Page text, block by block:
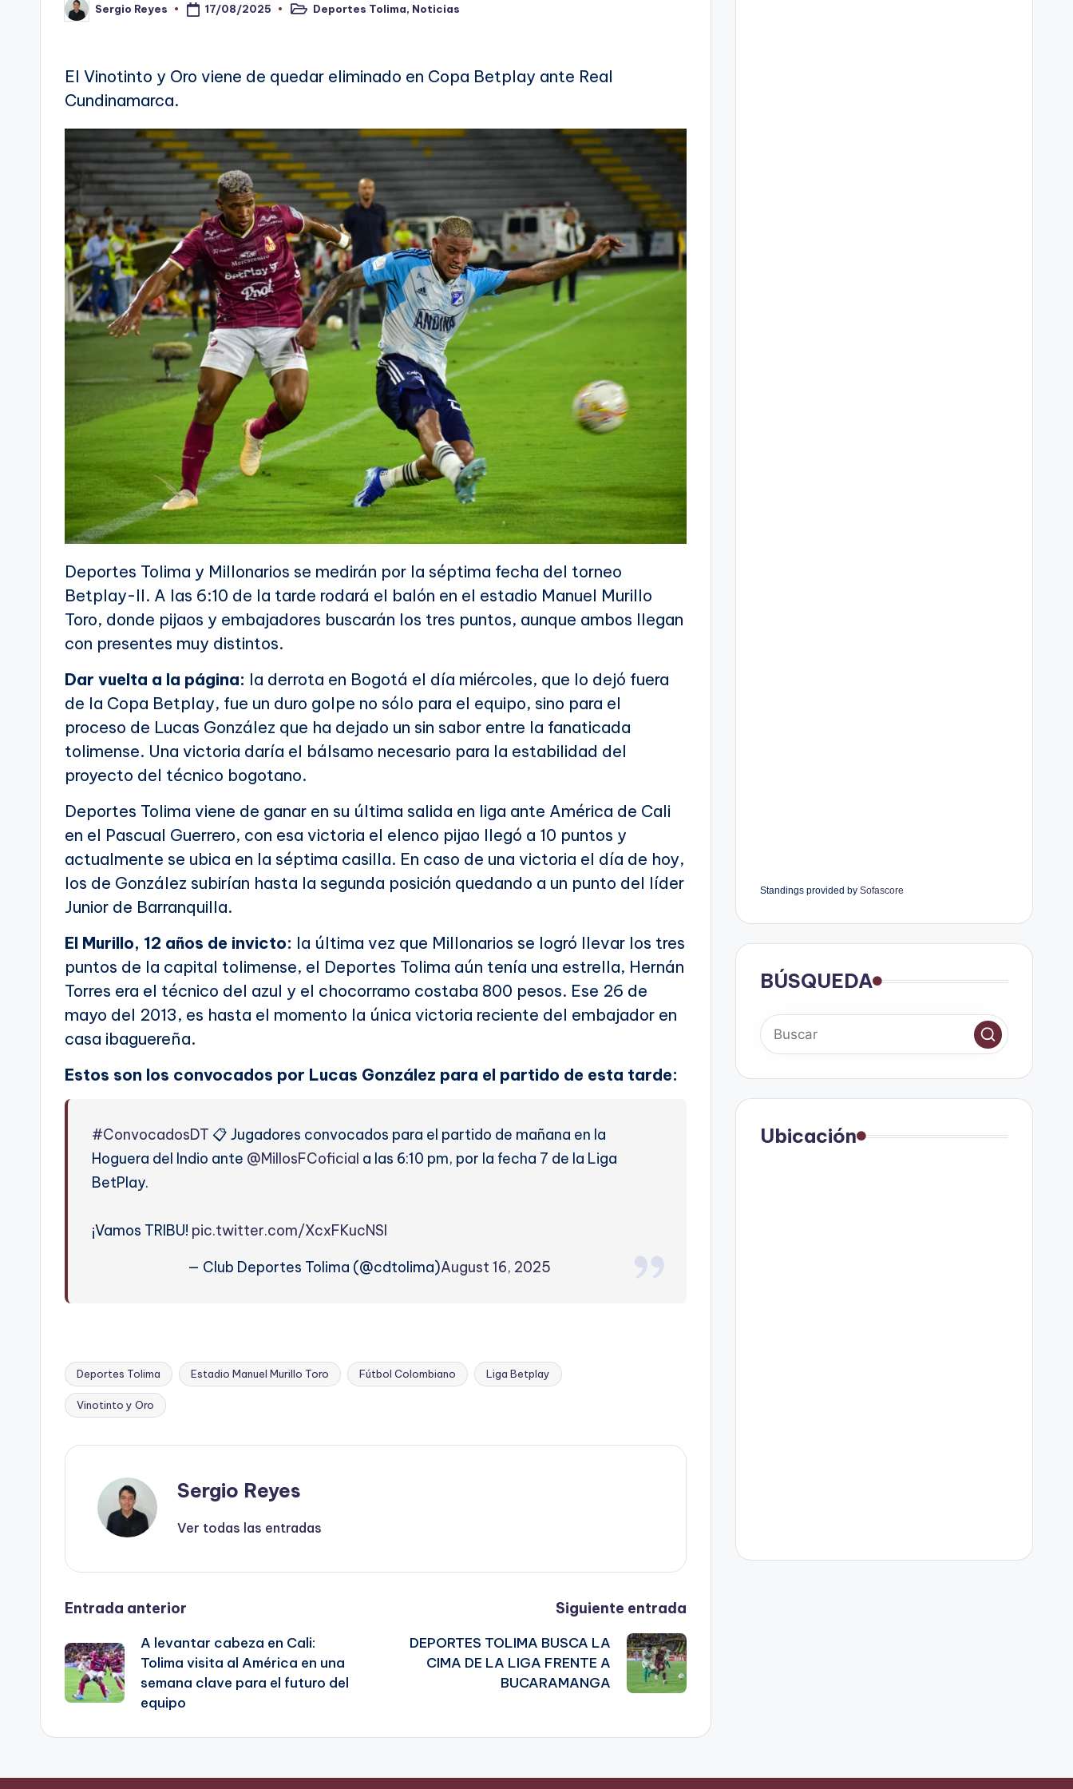
Publicado
por
Sergio Reyes 17/08/2025
Publicado
Deportes Tolima, Noticias
El Vinotinto y Oro viene de quedar eliminado en Copa Betplay ante Real
Cundinamarca.
Deportes Tolima y Millonarios se medirán por la séptima fecha del torneo
Betplay-II. A las 6:10 de la tarde rodará el balón en el estadio Manuel Murillo
Toro, donde pijaos y embajadores buscarán los tres puntos, aunque ambos llegan
con presentes muy distintos.
Dar vuelta a la página: la derrota en Bogotá el día miércoles, que lo dejó fuera
de la Copa Betplay, fue un duro golpe no sólo para el equipo, sino para el
proceso de Lucas González que ha dejado un sin sabor entre la fanaticada
tolimense. Una victoria daría el bálsamo necesario para la estabilidad del
proyecto del técnico bogotano.
Deportes Tolima viene de ganar en su última salida en liga ante América de Cali
en el Pascual Guerrero, con esa victoria el elenco pijao llegó a 10 puntos y
actualmente se ubica en la séptima casilla. En caso de una victoria el día de hoy,
los de González subirían hasta la segunda posición quedando a un punto del líder
Junior de Barranquilla.
El Murillo, 12 años de invicto: la última vez que Millonarios se logró llevar los tres
puntos de la capital tolimense, el Deportes Tolima aún tenía una estrella, Hernán
Torres era el técnico del azul y el chocorramo costaba 800 pesos. Ese 26 de
mayo del 2013, es hasta el momento la única victoria reciente del embajador en
casa ibaguereña.
Estos son los convocados por Lucas González para el partido de esta tarde:
#ConvocadosDT 📋 Jugadores convocados para el partido de mañana en la
Hoguera del Indio ante @MillosFCoficial a las 6:10 pm, por la fecha 7 de la Liga
BetPlay.
¡Vamos TRIBU! pic.twitter.com/XcxFKucNSI
— Club Deportes Tolima (@cdtolima)August 16, 2025
Etiquetas:
Deportes Tolima Estadio Manuel Murillo Toro Fútbol Colombiano Liga Betplay
Vinotinto y Oro
Sergio Reyes
Ver todas las entradas
Navegación
de
entradas
Entrada anterior
A levantar cabeza en Cali:
Tolima visita al América en una
semana clave para el futuro del
equipo
Siguiente entrada
DEPORTES TOLIMA BUSCA LA
CIMA DE LA LIGA FRENTE A
BUCARAMANGA
Standings provided by Sofascore
BÚSQUEDA
Ubicación